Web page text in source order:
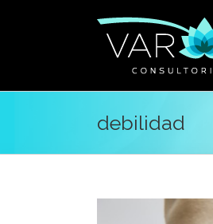
debilidad